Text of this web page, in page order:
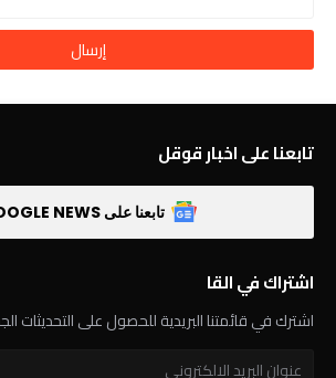
تابعنا على اخبار قوقل
تابعنا على GOOGLE NEWS
اشتراك في القا
اشترك في قائمتنا البريدية للحصول على التحديثات